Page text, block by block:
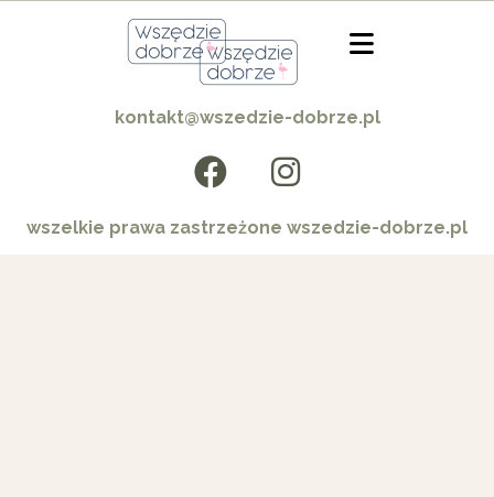
kontakt@wszedzie-dobrze.pl
wszelkie prawa zastrzeżone wszedzie-dobrze.pl